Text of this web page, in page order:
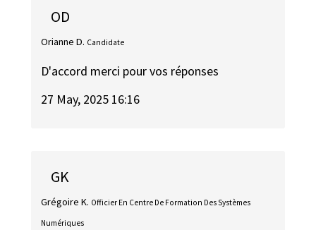
OD
Orianne D. Candidate
D'accord merci pour vos réponses
27 May, 2025 16:16
GK
Grégoire K. Officier En Centre De Formation Des Systèmes
Numériques